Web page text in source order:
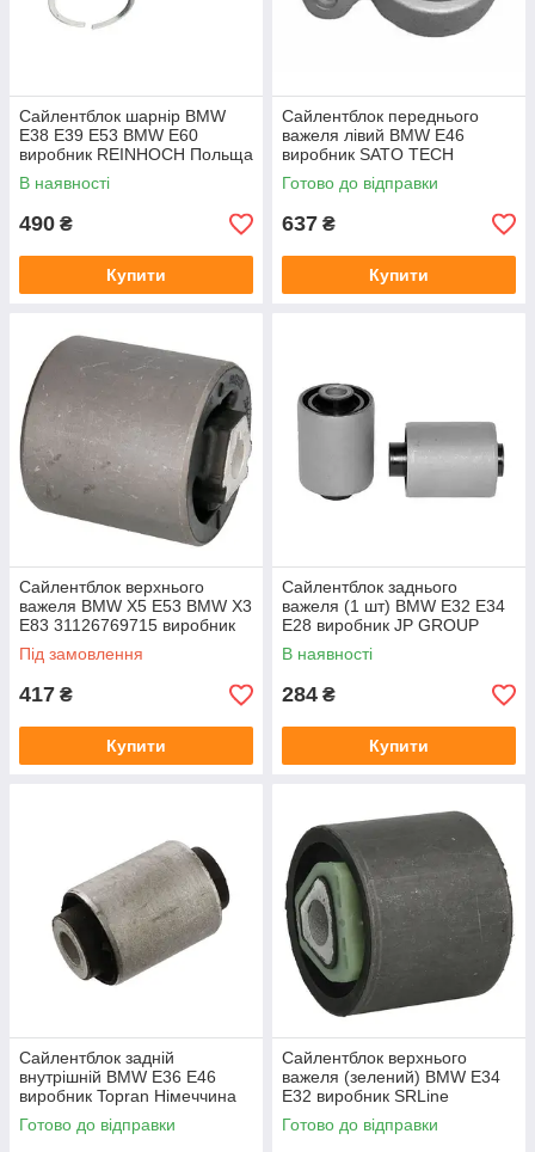
Сайлентблок шарнір BMW
E38 E39 E53 BMW E60
виробник REINHOCH Польща
В наявності
490 ₴
Купити
Сайлентблок переднього
важеля лівий BMW E46
виробник SATO TECH
Готово до відправки
637 ₴
Купити
Сайлентблок верхнього
важеля BMW X5 E53 BMW X3
E83 31126769715 виробник
KAUTEK
Під замовлення
417 ₴
Купити
Сайлентблок заднього
важеля (1 шт) BMW E32 E34
E28 виробник JP GROUP
В наявності
284 ₴
Купити
Сайлентблок задній
внутрішній BMW E36 E46
виробник Topran Німеччина
Готово до відправки
Сайлентблок верхнього
важеля (зелений) BMW E34
E32 виробник SRLine
Готово до відправки